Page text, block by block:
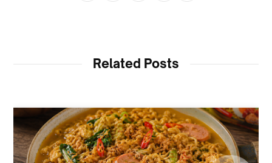
Related Posts